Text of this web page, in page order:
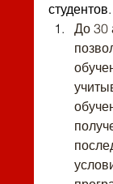
студентов.
До 30